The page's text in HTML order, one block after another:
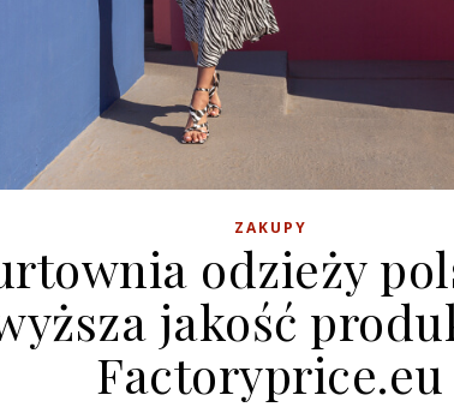
ZAKUPY
odzieży
jakość
Factoryprice.eu